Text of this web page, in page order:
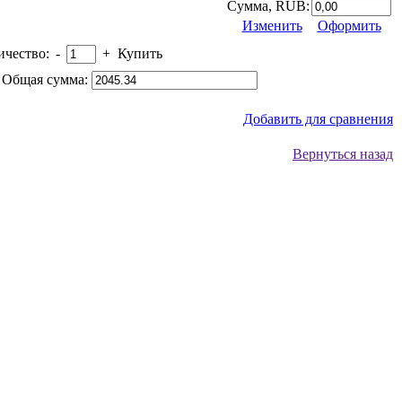
Сумма, RUB:
Изменить
Оформить
- + Купить
сумма:
Добавить для сравнения
Вернуться назад